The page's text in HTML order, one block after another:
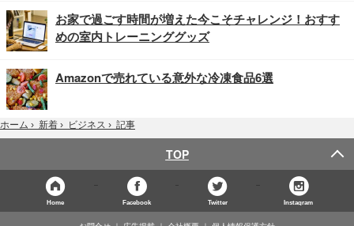
お家で過ごす時間が増えた今こそチャレンジ！おすす
めの室内トレーニンググッズ
Amazonで売れている意外な冷凍食品6選
ホーム › 新着 › ビジネス › 記事
TOP
Home Facebook Twitter Instagram